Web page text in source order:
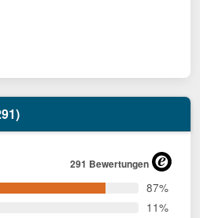
291 Bewertungen
87%
11%